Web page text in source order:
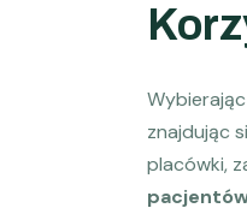
znajdując
placówki,